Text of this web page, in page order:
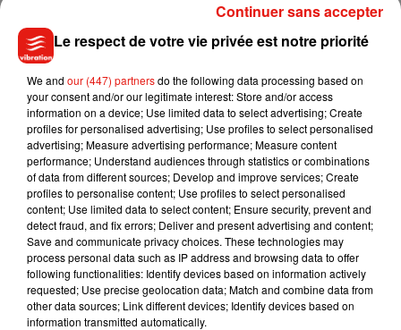
Madonna sort enfin le remix de « Love
7 août 2026
Tayc et Didi B dévoilent le single le plus
dansant de l’année
7 août 2026
Angèle et Amélie Lens dévoilent leur
collaboration tant attendue
Le respect de votre vie privée est notre priorité
We and our (447) partnersdo the following data processing based on
your consent and/or our legitimate interest: Store and/or access
information on a device; Use limited data to select advertising; Create
profiles for personalised advertising; Use profiles to select personalised
advertising; Measure advertising performance; Measure content
performance; Understand audiences through statistics or combinations
of data from different sources; Develop and improve services; Create
profiles to personalise content; Use profiles to select personalised
content; Use limited data to select content; Ensure security, prevent and
detect fraud, and fix errors; Deliver and present advertising and content;
Save and communicate privacy choices. These technologies may
process personal data such as IP address and browsing data to offer
following functionalities: Identify devices based on information actively
requested; Use precise geolocation data; Match and combine data from
other data sources; Link different devices; Identify devices based on
information transmitted automatically.
Continuer sans accepter